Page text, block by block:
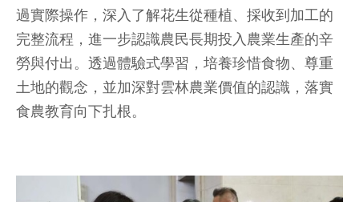
過實際操作，深入了解花生從種植、採收到加工的
完整流程，進一步認識農民長期投入農業生產的辛
勞與付出。透過體驗式學習，培養珍惜食物、尊重
土地的觀念，並加深對雲林農業價值的認識，落實
食農教育向下扎根。